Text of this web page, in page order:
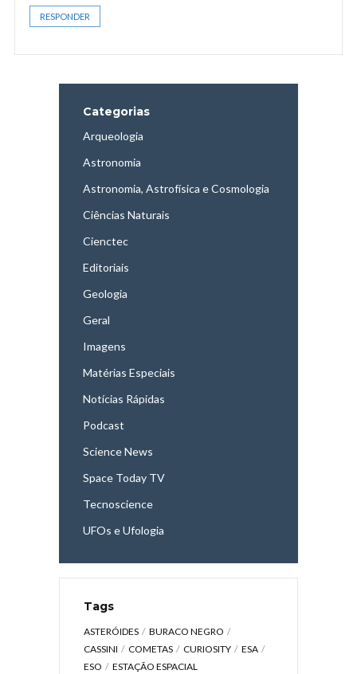
RESPONDER
Categorias
Arqueologia
Astronomia
Astronomia, Astrofísica e Cosmologia
Ciências Naturais
Cienctec
Editoriais
Geologia
Geral
Imagens
Matérias Especiais
Notícias Rápidas
Podcast
Science News
Space Today TV
Tecnoscience
UFOs e Ufologia
Tags
ASTERÓIDES
BURACO NEGRO
CASSINI
COMETAS CURIOSITY
ESA
ESO
ESTAÇÃO ESPACIAL